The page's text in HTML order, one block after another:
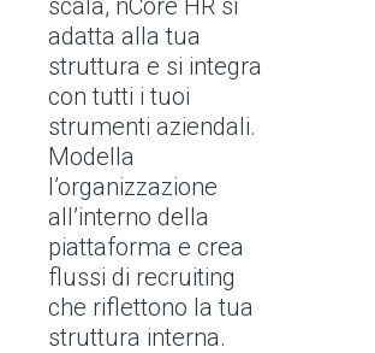
scala, nCore HR si
adatta alla tua
struttura e si integra
con tutti i tuoi
strumenti aziendali.
Modella
l’organizzazione
all’interno della
piattaforma e crea
flussi di recruiting
che riflettono la tua
struttura interna.